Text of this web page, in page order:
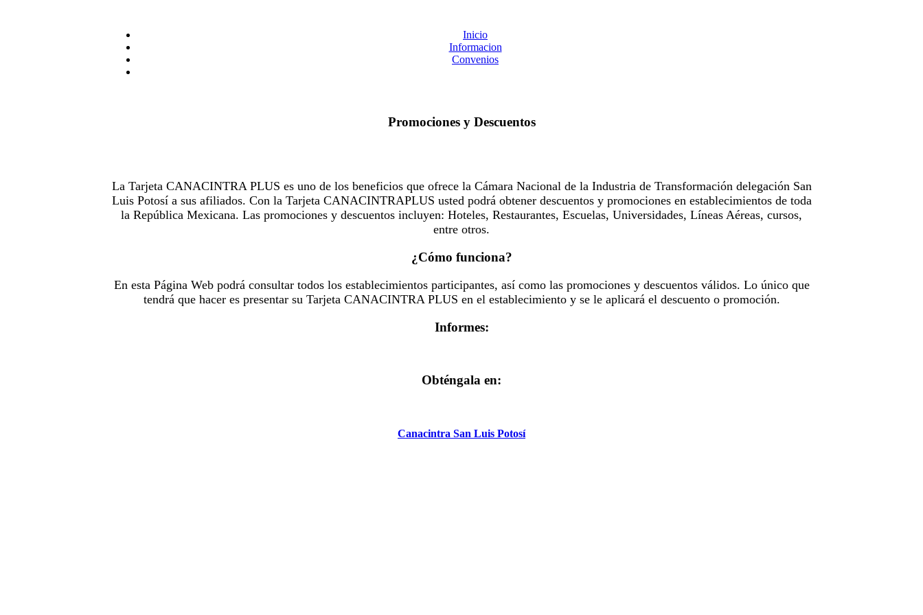
Inicio
Informacion
Convenios
Promociones y Descuentos
La Tarjeta CANACINTRA PLUS es uno de los beneficios que ofrece la Cámara Nacional de la Industria de Transformación delegación San
Luis Potosí a sus afiliados. Con la Tarjeta CANACINTRAPLUS usted podrá obtener descuentos y promociones en establecimientos de toda
la República Mexicana. Las promociones y descuentos incluyen: Hoteles, Restaurantes, Escuelas, Universidades, Líneas Aéreas, cursos,
entre otros.
¿Cómo funciona?
En esta Página Web podrá consultar todos los establecimientos participantes, así como las promociones y descuentos válidos. Lo único que
tendrá que hacer es presentar su Tarjeta CANACINTRA PLUS en el establecimiento y se le aplicará el descuento o promoción.
Informes:
Obténgala en:
Canacintra San Luis Potosí